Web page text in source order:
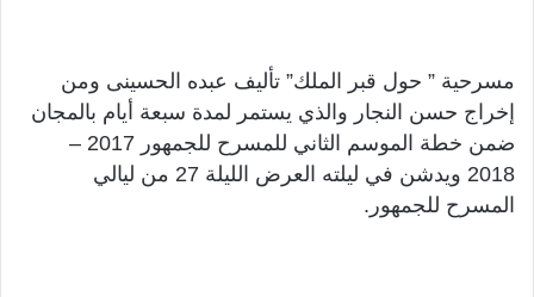
مسرحية ” حول قبر الملك” تأليف عبده الحسينى ومن
إخراج حسن النجار والذي يستمر لمدة سبعة أيام بالمجان
ضمن خطة الموسم الثاني للمسرح للجمهور 2017 –
2018 ويدشن في ليلته العرض الليلة 27 من ليالي
المسرح للجمهور.